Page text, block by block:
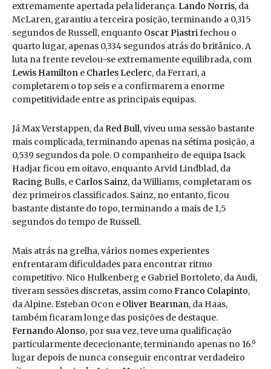
extremamente apertada pela liderança.Lando Norris, da
McLaren, garantiu a terceira posição, terminando a 0,315
segundos de Russell, enquanto Oscar Piastrifechou o
quarto lugar, apenas 0,334 segundos atrás do britânico. A
luta na frente revelou-se extremamente equilibrada, com
Lewis Hamilton e Charles Leclerc, da Ferrari, a
completarem o top seis e a confirmarem a enorme
competitividade entre as principais equipas.
Já Max Verstappen, daRed Bull, viveu uma sessão bastante
mais complicada, terminando apenas na sétima posição, a
0,539 segundos da pole. O companheiro de equipa Isack
Hadjar ficou em oitavo, enquanto Arvid Lindblad, da
Racing Bulls, e Carlos Sainz, da Williams, completaram os
dez primeiros classificados. Sainz, no entanto, ficou
bastante distante do topo, terminando a mais de 1,5
segundos do tempo de Russell.
Mais atrás na grelha, vários nomes experientes
enfrentaram dificuldades para encontrar ritmo
competitivo. Nico Hulkenberg e Gabriel Bortoleto, da Audi,
tiveram sessões discretas, assim como Franco Colapinto,
da Alpine. Esteban Ocon e Oliver Bearman, da Haas,
também ficaram longe das posições de destaque.
Fernando Alonso, por sua vez, teve uma qualificação
particularmente dececionante, terminando apenas no 16.º
lugar depois de nunca conseguir encontrar verdadeiro